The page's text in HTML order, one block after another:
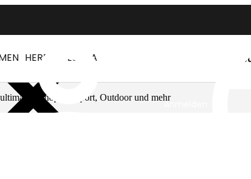
Anmelden
HERREN LUHTA
für Sport, Outdoor und mehr